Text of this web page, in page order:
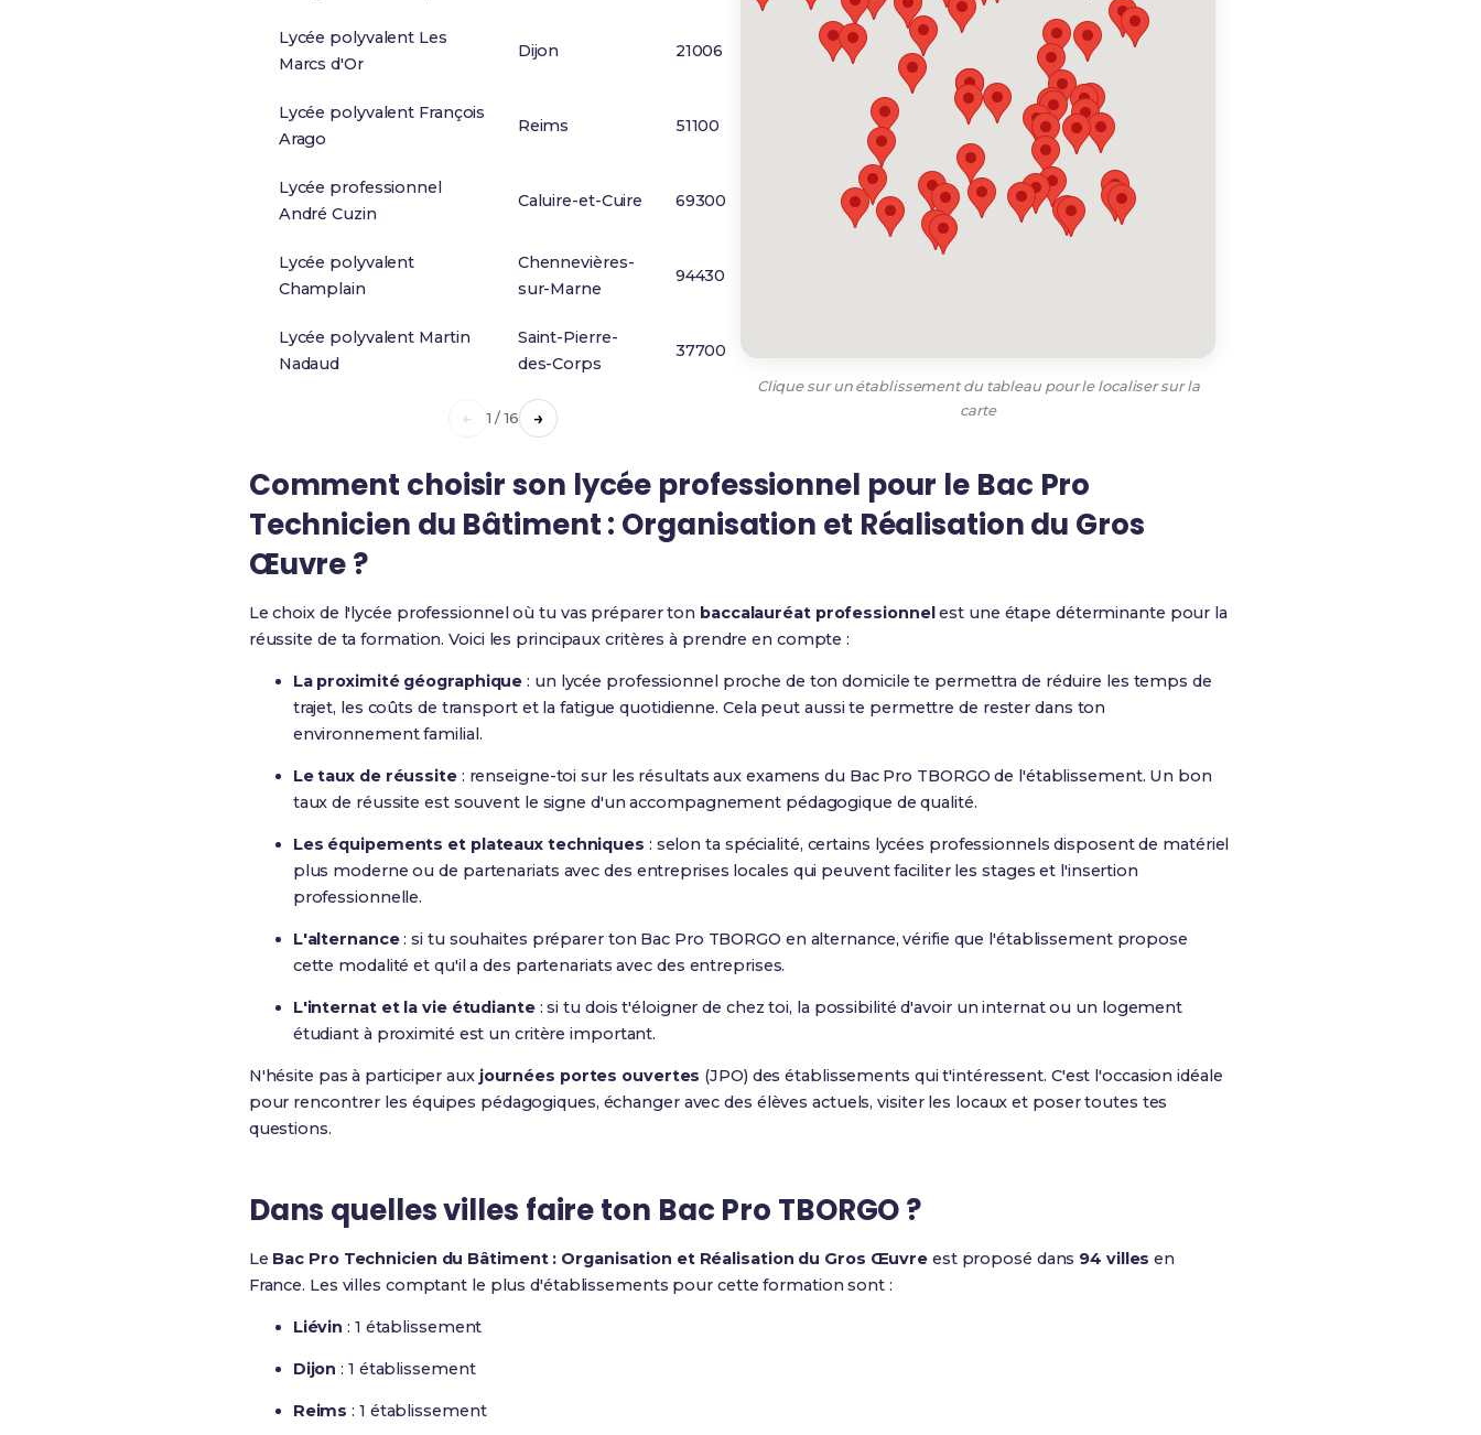
Lycée polyvalent Les
Marcs d'Or
Dijon 21006
Lycée polyvalent François
Arago
Reims 51100
Lycée professionnel
André Cuzin
Caluire-et-Cuire 69300
Lycée polyvalent
Champlain
Chennevières-
sur-Marne
94430
Lycée polyvalent Martin
Nadaud
Saint-Pierre-
des-Corps
37700
← 1 / 16 →
Clique sur un établissement du tableau pour le localiser sur la
carte
Comment choisir son lycée professionnel pour le Bac Pro
Technicien du Bâtiment : Organisation et Réalisation du Gros
Œuvre ?
Le choix de l'lycée professionnel où tu vas préparer ton baccalauréat professionnelest une étape déterminante pour la
réussite de ta formation. Voici les principaux critères à prendre en compte :
La proximité géographique : un lycée professionnel proche de ton domicile te permettra de réduire les temps de
trajet, les coûts de transport et la fatigue quotidienne. Cela peut aussi te permettre de rester dans ton
environnement familial.
Le taux de réussite: renseigne-toi sur les résultats aux examens du Bac Pro TBORGO de l'établissement. Un bon
taux de réussite est souvent le signe d'un accompagnement pédagogique de qualité.
Les équipements et plateaux techniques : selon ta spécialité, certains lycées professionnels disposent de matériel
plus moderne ou de partenariats avec des entreprises locales qui peuvent faciliter les stages et l'insertion
professionnelle.
L'alternance: si tu souhaites préparer ton Bac Pro TBORGO en alternance, vérifie que l'établissement propose
cette modalité et qu'il a des partenariats avec des entreprises.
L'internat et la vie étudiante: si tu dois t'éloigner de chez toi, la possibilité d'avoir un internat ou un logement
étudiant à proximité est un critère important.
N'hésite pas à participer aux journées portes ouvertes (JPO) des établissements qui t'intéressent. C'est l'occasion idéale
pour rencontrer les équipes pédagogiques, échanger avec des élèves actuels, visiter les locaux et poser toutes tes
questions.
Dans quelles villes faire ton Bac Pro TBORGO ?
Le Bac Pro Technicien du Bâtiment : Organisation et Réalisation du Gros Œuvre est proposé dans 94 villes en
France. Les villes comptant le plus d'établissements pour cette formation sont :
Liévin : 1 établissement
Dijon : 1 établissement
Reims : 1 établissement